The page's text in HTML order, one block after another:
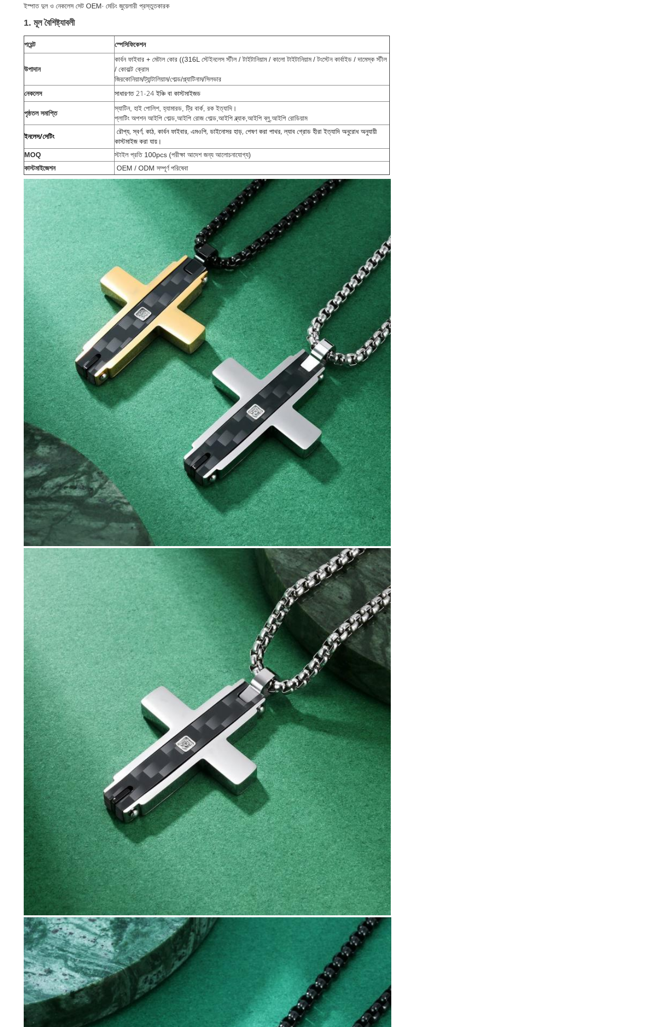
ইস্পাত দুল ও নেকলেস সেট OEM∙ মেচিং জুয়েলারী প্রস্তুতকারক
1. মূল বৈশিষ্ট্যাবলী
পয়েন্ট স্পেসিফিকেশন
উপাদান
কার্বন ফাইবার + মেটাল কোর ((316L স্টেইনলেস স্টীল / টাইটানিয়াম / কালো টাইটানিয়াম / টংস্টেন কার্বাইড / দামেস্ক স্টীল
/ কোবাল্ট ক্রোম
জিরকোনিয়াম/ট্যান্টালিয়াম/গোল্ড/প্ল্যাটিনাম/সিলভার
নেকলেস
সাধারণত 21-24 ইঞ্চি বা কাস্টমাইজড
পৃষ্ঠতল সমাপ্তি
স্যাটিন, হাই পোলিশ, হ্যামারড, ট্রি বার্ক, রক ইত্যাদি।
প্লাটিং অপশন আইপি গোল্ড,আইপি রোজ গোল্ড,আইপি ব্ল্যাক,আইপি ব্লু,আইপি রোডিয়াম
ইনলেস/সেটিং
রৌপ্য, স্বর্ণ, কাঠ, কার্বন ফাইবার, এমওপি, ডাইনোসর হাড়, পেষণ করা পাথর, ল্যাব গ্রোড হীরা ইত্যাদি অনুরোধ অনুযায়ী
কাস্টমাইজ করা যায়।
MOQ
স্টাইল প্রতি 100pcs (পরীক্ষা আদেশ জন্য আলোচনাযোগ্য)
কাস্টমাইজেশন
OEM / ODM সম্পূর্ণ পরিষেবা